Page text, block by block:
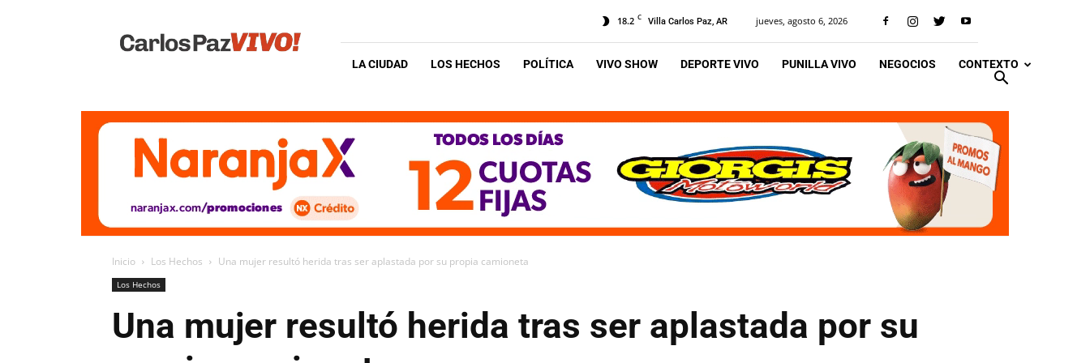
Vivo
18.2 C Villa Carlos Paz, AR jueves, agosto 6, 2026
LA CIUDAD LOS HECHOS POLÍTICA VIVO SHOW DEPORTE VIVO PUNILLA VIVO NEGOCIOS CONTEXTO
Inicio Los Hechos Una mujer resultó herida tras ser aplastada por su propia camioneta
Los Hechos
Una mujer resultó herida tras ser aplastada por su